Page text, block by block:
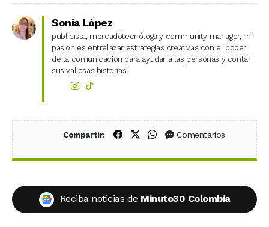
Sonia López
publicista, mercadotecnóloga y community manager, mi
pasión es entrelazar estrategias creativas con el poder
de la comunicación para ayudar a las personas y contar
sus valiosas historias.
Compartir: Compartir en Facebook
Compartir en X (Twitter)
Compartir en WhatsApp
Comentarios
Reciba noticias de Minuto30 Colombia